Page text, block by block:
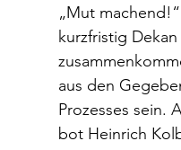
„Mut
kurzfristig
aus den
Prozesses sein.
bot Heinrich